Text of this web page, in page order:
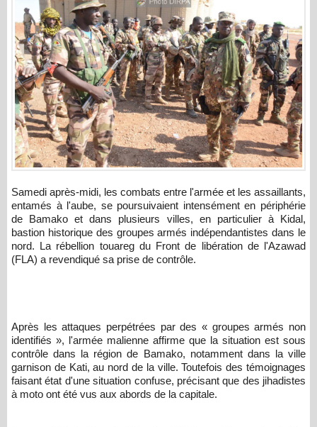
Samedi après-midi, les combats entre l'armée et les assaillants,
entamés à l'aube, se poursuivaient intensément en périphérie
de Bamako et dans plusieurs villes, en particulier à Kidal,
bastion historique des groupes armés indépendantistes dans le
nord. La rébellion touareg du Front de libération de l'Azawad
(FLA) a revendiqué sa prise de contrôle.
Après les attaques perpétrées par des « groupes armés non
identifiés », l'armée malienne affirme que la situation est sous
contrôle dans la région de Bamako, notamment dans la ville
garnison de Kati, au nord de la ville. Toutefois des témoignages
faisant état d'une situation confuse, précisant que des jihadistes
à moto ont été vus aux abords de la capitale.